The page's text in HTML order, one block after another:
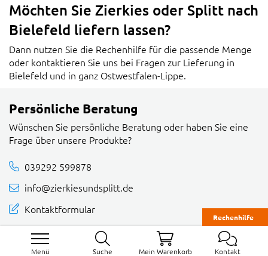
Menü Suche Mein Warenkorb Kontakt
Möchten Sie Zierkies oder Splitt nach
Bielefeld liefern lassen?
Dann nutzen Sie die Rechenhilfe für die passende Menge
oder kontaktieren Sie uns bei Fragen zur Lieferung in
Bielefeld und in ganz Ostwestfalen-Lippe.
Persönliche Beratung
Wünschen Sie persönliche Beratung oder haben Sie eine
Frage über unsere Produkte?
039292 599878
info@zierkiesundsplitt.de
Kontaktformular
Rechenhilfe